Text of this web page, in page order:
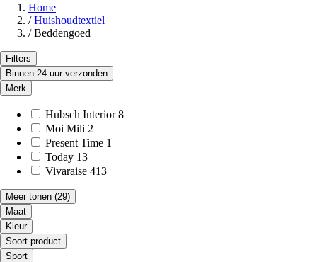
Home
/ Huishoudtextiel
/ Beddengoed
Filters
Binnen 24 uur verzonden
Merk
Hubsch Interior 8
Moi Mili 2
Present Time 1
Today 13
Vivaraise 413
Meer tonen (29)
Maat
Kleur
Soort product
Sport